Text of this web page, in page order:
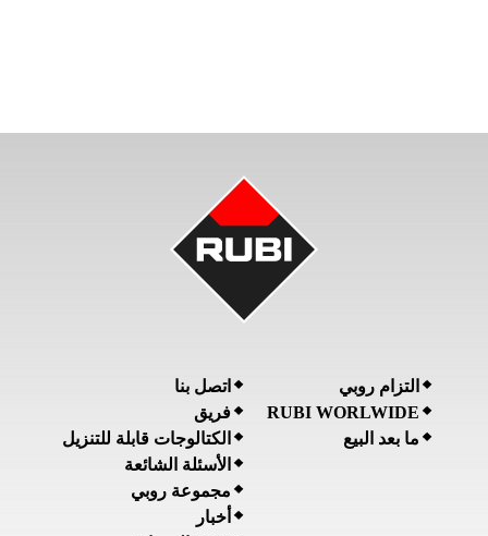
التزام روبي
RUBI WORLWIDE
ما بعد البيع
اتصل بنا
فريق
الكتالوجات قابلة للتنزيل
الأسئلة الشائعة
مجموعة روبي
أخبار